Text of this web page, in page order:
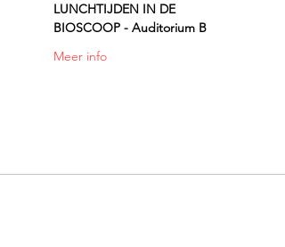
LUNCHTIJDEN IN DE
BIOSCOOP - Auditorium B
Meer info